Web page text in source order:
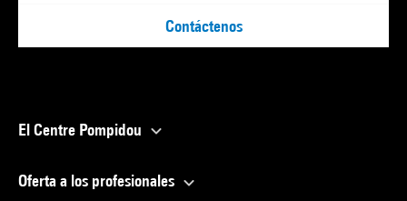
Contáctenos
El Centre Pompidou
Oferta a los profesionales